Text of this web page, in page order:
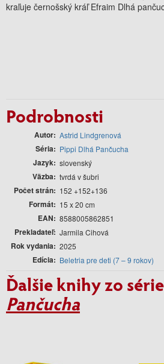
kraľuje černošský kráľ Efraim Dlhá
Podrobnosti
Autor Astrid Lindgrenová
Séria Pippi Dlhá Pančucha
Jazyk slovenský
Väzba tvrdá v šubri
Počet strán 152 +152+136
Formát 15 x 20 cm
EAN 8588005862851
Prekladateľ Jarmila Cihová
Rok vydania 2025
Edícia Beletria pre deti (7 – 9 rokov)
Ďalšie knihy zo série
Pančucha